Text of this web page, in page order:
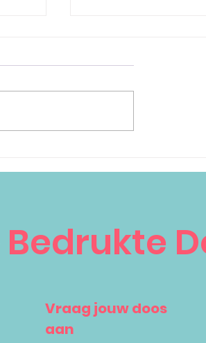
prijskaartje;
Bedrukte
Vraag jouw doos
aan